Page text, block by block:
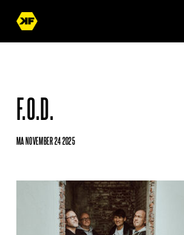
F.O.D.
MA NOVEMBER 24 2025